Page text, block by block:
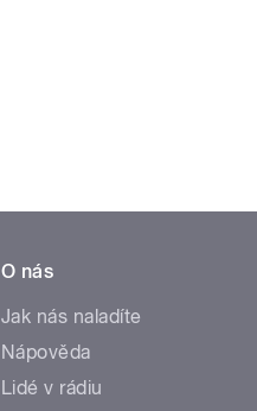
O nás
Jak nás naladíte
Nápověda
Lidé v rádiu